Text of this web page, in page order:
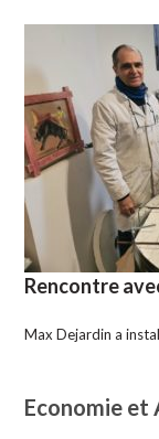
Rencontre
Max Dejardin a
Economie et